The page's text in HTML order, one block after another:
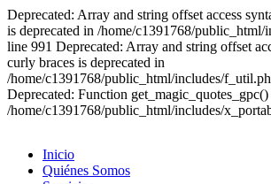
Deprecated: Array and string offset access
is deprecated in /home/c1391768/
line 991 Deprecated: Array and string offset
curly braces is deprecated in
/home/c1391768/public_html/includes/
Deprecated: Function get_magic_quotes_gpc()
/home/c1391768/public_html/includes/
Inicio
Quiénes Somos